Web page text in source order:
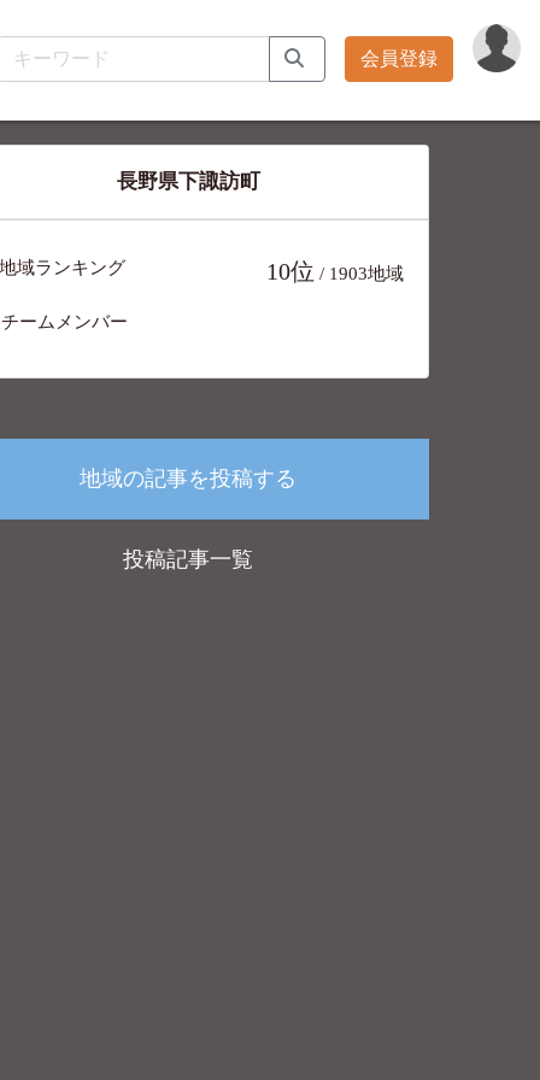
会員登録
長野県下諏訪町
地域ランキング 10位 / 1903地域
チームメンバー
地域の記事を投稿する
投稿記事一覧